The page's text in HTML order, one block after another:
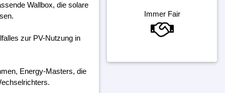
Wallbox, die solare
zur PV-Nutzung in
Energy-Masters, die
Immer Fair